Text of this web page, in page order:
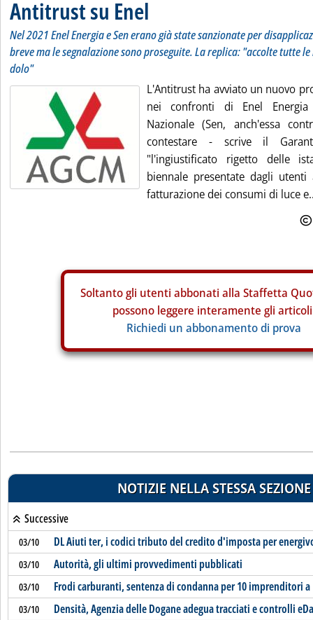
Antitrust su Enel
Nel 2021 Enel Energia e Sen erano già state sanzionate per
breve ma le segnalazione sono proseguite. La replica: "accolte tutte
dolo"
L'Antitrust ha avviato un nuovo
nei confronti di Enel
Nazionale (Sen, anch'essa
contestare - scrive il
"l'ingiustificato rigetto delle
biennale presentate dagli
fatturazione dei consumi di luce
Soltanto gli utenti abbonati alla Staffetta
possono leggere interamente gli
Richiedi un abbonamento di prova
NOTIZIE NELLA STESSA SEZIONE
Successive
03/10 DL Aiuti ter, i codici tributo del credito d'imposta per
03/10 Autorità, gli ultimi provvedimenti pubblicati
03/10 Frodi carburanti, sentenza di condanna per 10 imprenditori a
03/10 Densità, Agenzia delle Dogane adegua tracciati e controlli